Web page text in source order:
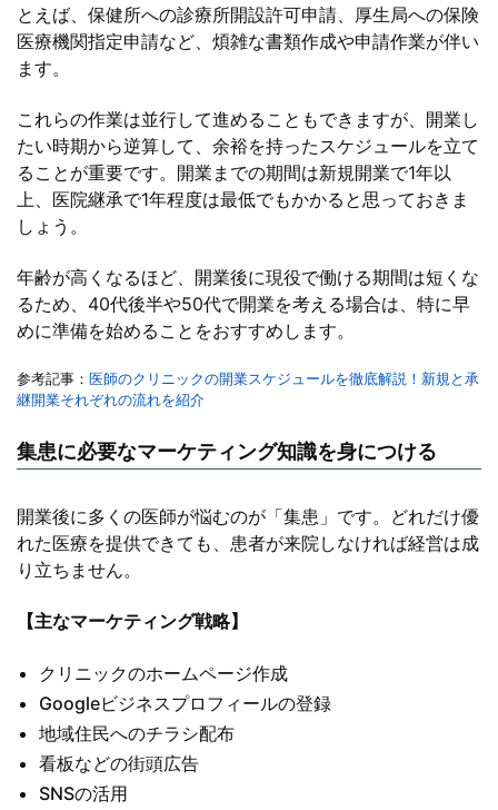
とえば、保健所への診療所開設許可申請、厚生局への保険
医療機関指定申請など、煩雑な書類作成や申請作業が伴い
ます。
これらの作業は並行して進めることもできますが、開業し
たい時期から逆算して、余裕を持ったスケジュールを立て
ることが重要です。開業までの期間は新規開業で1年以
上、医院継承で1年程度は最低でもかかると思っておきま
しょう。
年齢が高くなるほど、開業後に現役で働ける期間は短くな
るため、40代後半や50代で開業を考える場合は、特に早
めに準備を始めることをおすすめします。
参考記事： 医師のクリニックの開業スケジュールを徹底解説！新規と承
継開業それぞれの流れを紹介
集患に必要なマーケティング知識を身につける
開業後に多くの医師が悩むのが「集患」です。どれだけ優
れた医療を提供できても、患者が来院しなければ経営は成
り立ちません。
【主なマーケティング戦略】
クリニックのホームページ作成
Googleビジネスプロフィールの登録
地域住民へのチラシ配布
看板などの街頭広告
SNSの活用